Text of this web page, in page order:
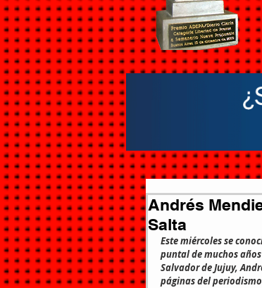
Andrés
Salta
Este miércoles se
puntal de muchos
Salvador de Jujuy,
páginas del